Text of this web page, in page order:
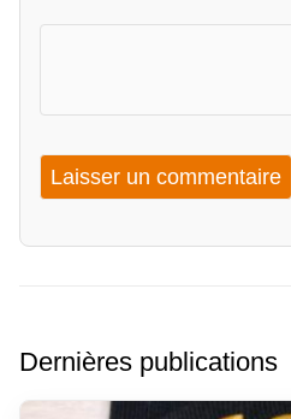
Dernières publications